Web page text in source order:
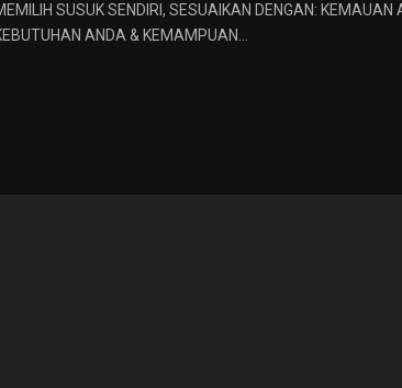
SUSUK SENDIRI, SESUAIKAN DENGAN: KEMAUAN
ANDA & KEMAMPUAN...